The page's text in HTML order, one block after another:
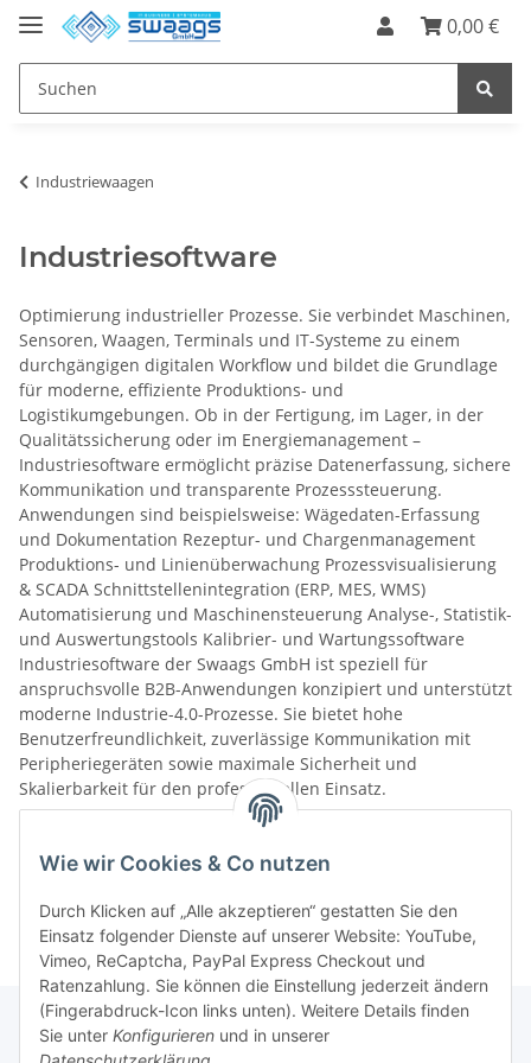
0,00 €
Industriewaagen
Industriesoftware
Optimierung industrieller Prozesse. Sie verbindet Maschinen,
Sensoren, Waagen, Terminals und IT-Systeme zu einem
durchgängigen digitalen Workflow und bildet die Grundlage
für moderne, effiziente Produktions- und
Logistikumgebungen. Ob in der Fertigung, im Lager, in der
Qualitätssicherung oder im Energiemanagement –
Industriesoftware ermöglicht präzise Datenerfassung, sichere
Kommunikation und transparente Prozesssteuerung.
Anwendungen sind beispielsweise: Wägedaten-Erfassung
und Dokumentation Rezeptur- und Chargenmanagement
Produktions- und Linienüberwachung Prozessvisualisierung
& SCADA Schnittstellenintegration (ERP, MES, WMS)
Automatisierung und Maschinensteuerung Analyse-, Statistik-
und Auswertungstools Kalibrier- und Wartungssoftware
Industriesoftware der Swaags GmbH ist speziell für
anspruchsvolle B2B-Anwendungen konzipiert und unterstützt
moderne Industrie-4.0-Prozesse. Sie bietet hohe
Benutzerfreundlichkeit, zuverlässige Kommunikation mit
Peripheriegeräten sowie maximale Sicherheit und
Skalierbarkeit für den professionellen Einsatz.
Kategorien
Wie wir Cookies & Co nutzen
Durch Klicken auf „Alle akzeptieren“ gestatten Sie den
Einsatz folgender Dienste auf unserer Website: YouTube,
Vimeo, ReCaptcha, PayPal Express Checkout und
Ratenzahlung. Sie können die Einstellung jederzeit ändern
(Fingerabdruck-Icon links unten). Weitere Details finden
Sie unter Konfigurieren und in unserer